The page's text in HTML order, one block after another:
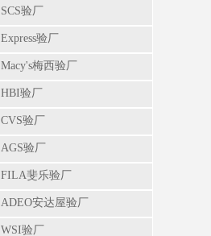
SCS验厂
Express验厂
Macy's梅西验厂
HBI验厂
CVS验厂
AGS验厂
FILA斐乐验厂
ADEO安达屋验厂
WSI验厂